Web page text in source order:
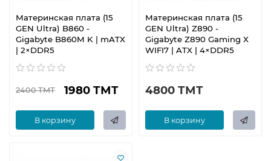
Материнская плата (15
GEN Ultra) B860 -
Gigabyte B860M K | mATX
| 2×DDR5
2400 ТМТ 1980 ТМТ
В корзину
Материнская плата (15
GEN Ultra) Z890 -
Gigabyte Z890 Gaming X
WIFI7 | ATX | 4×DDR5
4800 ТМТ
В корзину